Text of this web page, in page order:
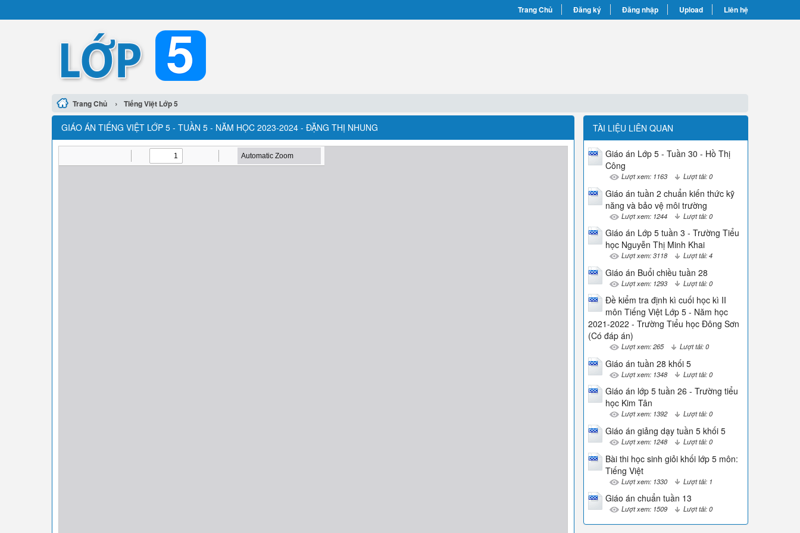
Trang Chủ Đăng ký Đăng nhập Upload Liên hệ
Trang Chủ › Tiếng Việt Lớp 5
GIÁO ÁN TIẾNG VIỆT LỚP 5 - TUẦN 5 - NĂM HỌC 2023-2024 - ĐẶNG THỊ NHUNG TÀI LIỆU LIÊN QUAN
Giáo án Lớp 5 - Tuần 30 - Hồ Thị
Công
Lượt xem: 1163 Lượt tải: 0
Giáo án tuần 2 chuẩn kiến thức kỹ
năng và bảo vệ môi trường
Lượt xem: 1244 Lượt tải: 0
Giáo án Lớp 5 tuần 3 - Trường Tiểu
học Nguyễn Thị Minh Khai
Lượt xem: 3118 Lượt tải: 4
Giáo án Buổi chiều tuần 28
Lượt xem: 1293 Lượt tải: 0
Đề kiểm tra định kì cuối học kì II
môn Tiếng Việt Lớp 5 - Năm học
2021-2022 - Trường Tiểu học Đông Sơn
(Có đáp án)
Lượt xem: 265 Lượt tải: 0
Giáo án tuần 28 khối 5
Lượt xem: 1348 Lượt tải: 0
Giáo án lớp 5 tuần 26 - Trường tiểu
học Kim Tân
Lượt xem: 1392 Lượt tải: 0
Giáo án giảng dạy tuần 5 khối 5
Lượt xem: 1248 Lượt tải: 0
Bài thi học sinh giỏi khối lớp 5 môn:
Tiếng Việt
Lượt xem: 1330 Lượt tải: 1
Giáo án chuẩn tuần 13
Lượt xem: 1509 Lượt tải: 0